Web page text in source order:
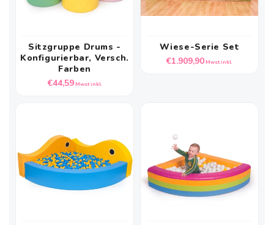
Sitzgruppe Drums -
Konfigurierbar, Versch.
Farben
Normaler
€44,59Mwst inkl.
Wiese-Serie Set
Normaler
€1.909,90 Mwst inkl.